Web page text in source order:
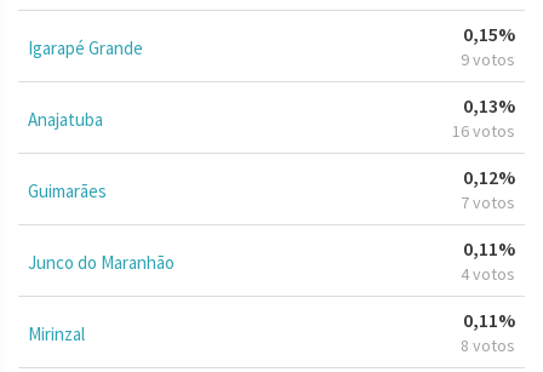
Igarapé Grande
0,15%
9 votos
Anajatuba
0,13%
16 votos
Guimarães
0,12%
7 votos
Junco do Maranhão
0,11%
4 votos
Mirinzal
0,11%
8 votos